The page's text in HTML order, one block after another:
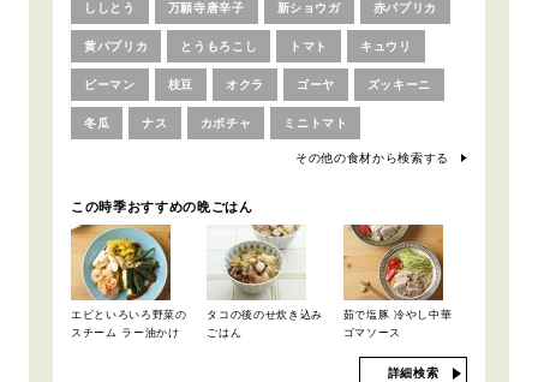
ししとう 万願寺唐辛子 新ショウガ 赤パプリカ
黄パプリカ とうもろこし トマト キュウリ
ピーマン 枝豆 オクラ ゴーヤ ズッキーニ
冬瓜 ナス カボチャ ミニトマト
その他の食材から検索する
この時季おすすめの晩ごはん
エビといろいろ野菜の
スチーム ラー油かけ
タコの後のせ炊き込み
ごはん
茹で塩豚 冷やし中華
ゴマソース
詳細検索